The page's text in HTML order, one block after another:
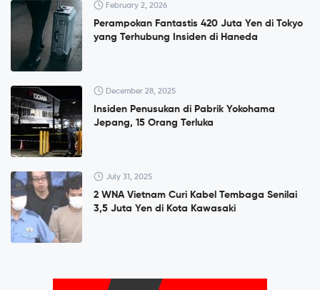
February 2, 2026
Perampokan Fantastis 420 Juta Yen di Tokyo
yang Terhubung Insiden di Haneda
December 28, 2025
Insiden Penusukan di Pabrik Yokohama
Jepang, 15 Orang Terluka
July 31, 2025
2 WNA Vietnam Curi Kabel Tembaga Senilai
3,5 Juta Yen di Kota Kawasaki